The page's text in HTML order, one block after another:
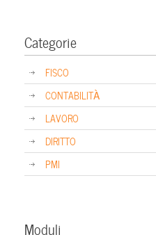
Categorie
FISCO
CONTABILITÀ
LAVORO
DIRITTO
PMI
Moduli